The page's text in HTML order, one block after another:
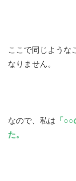
ここで同じような
なりません。
なので、私は 「
た。